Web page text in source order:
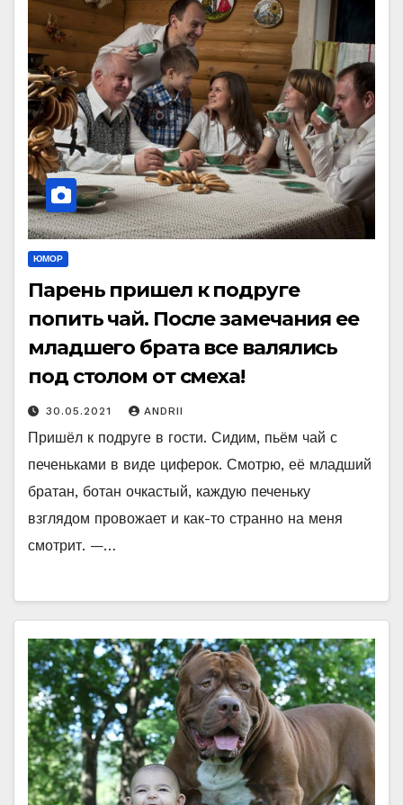
ЮМОР
Парень пришел к подруге
попить чай. После замечания ее
младшего брата все валялись
под столом от смеха!
30.05.2021 ANDRII
Пришёл к подруге в гости. Сидим, пьём чай с
печеньками в виде циферок. Смотрю, её младший
братан, ботан очкастый, каждую печеньку
взглядом провожает и как-то странно на меня
смотрит. —…